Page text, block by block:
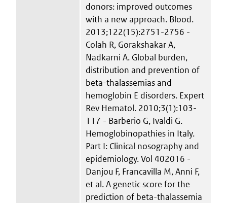
donors: improved outcomes
with a new approach. Blood.
2013;122(15):2751-2756 -
Colah R, Gorakshakar A,
Nadkarni A. Global burden,
distribution and prevention of
beta-thalassemias and
hemoglobin E disorders. Expert
Rev Hematol. 2010;3(1):103-
117 - Barberio G, Ivaldi G.
Hemoglobinopathies in Italy.
Part I: Clinical nosography and
epidemiology. Vol 402016 -
Danjou F, Francavilla M, Anni F,
et al. A genetic score for the
prediction of beta-thalassemia